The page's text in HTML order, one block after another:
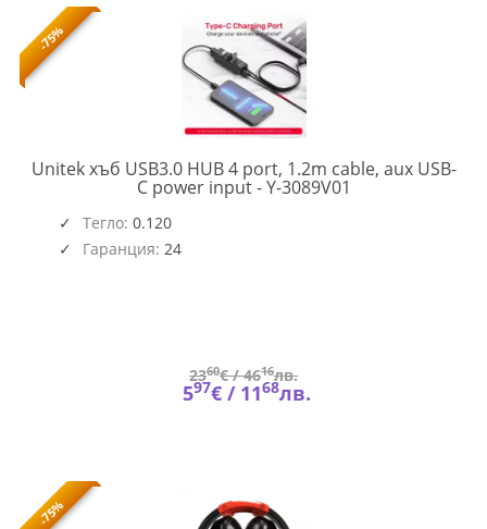
-75%
Unitek хъб USB3.0 HUB 4 port, 1.2m cable, aux USB-
C power input - Y-3089V01
Тегло: 0.120
Гаранция: 24
2360€ /4616лв.
597€ / 1168лв.
-75%